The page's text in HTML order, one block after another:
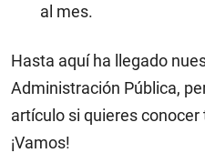
al mes.
Hasta aquí ha llegado
Administración Pública,
artículo si quieres
¡Vamos!